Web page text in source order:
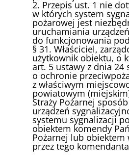
2. Przepis ust. 1 nie
w których system
pożarowej jest
uruchamiania
do funkcjonowania
§ 31. Właściciel,
użytkownik obiektu, o
art. 5 ustawy z dnia 24
o ochronie
z właściwym
powiatowym
Straży Pożarnej
urządzeń
systemu sygnalizacji
obiektem komendy
Pożarnej lub obiektem
przez tego